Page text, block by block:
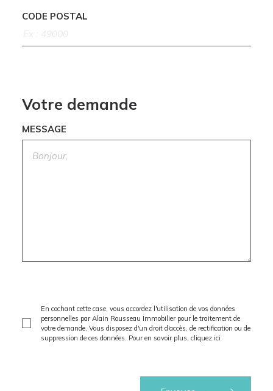
CODE POSTAL
Votre demande
MESSAGE
En cochant cette case, vous accordez l'utilisation de vos données
personnelles par Alain Rousseau Immobilier pour le traitement de
votre demande. Vous disposez d'un droit d'accès, de rectification ou de
suppression de ces données. Pour en savoir plus, cliquez ici